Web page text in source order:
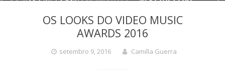
OS LOOKS DO VIDEO MUSIC
AWARDS 2016
setembro 9, 2016 Camilla Guerra